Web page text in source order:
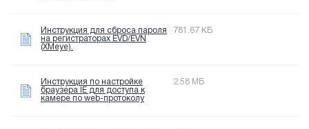
Инструкция для сброса пароля
на регистраторах EVD/EVN
(XMeye).
781.67 КБ
Инструкция по настройке
браузера IE для доступа к
камере по web-протоколу
2.58 МБ